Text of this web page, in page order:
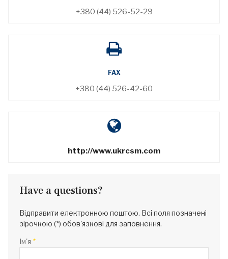
+380 (44) 526-52-29
FAX
+380 (44) 526-42-60
http://www.ukrcsm.com
Have a questions?
Відправити електронною поштою. Всі поля позначені
зірочкою (*) обов'язкові для заповнення.
Ім'я *